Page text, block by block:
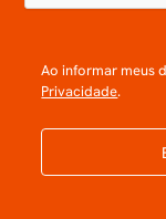
Ao informar meus
Privacidade.